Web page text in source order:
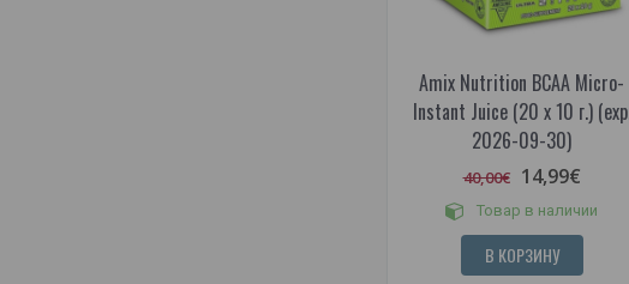
Amix Nutrition BCAA Micro-
Instant Juice (20 x 10 г.)
2026-09-30)
40,00€ 14,99€
Товар в наличии
В КОРЗИНУ